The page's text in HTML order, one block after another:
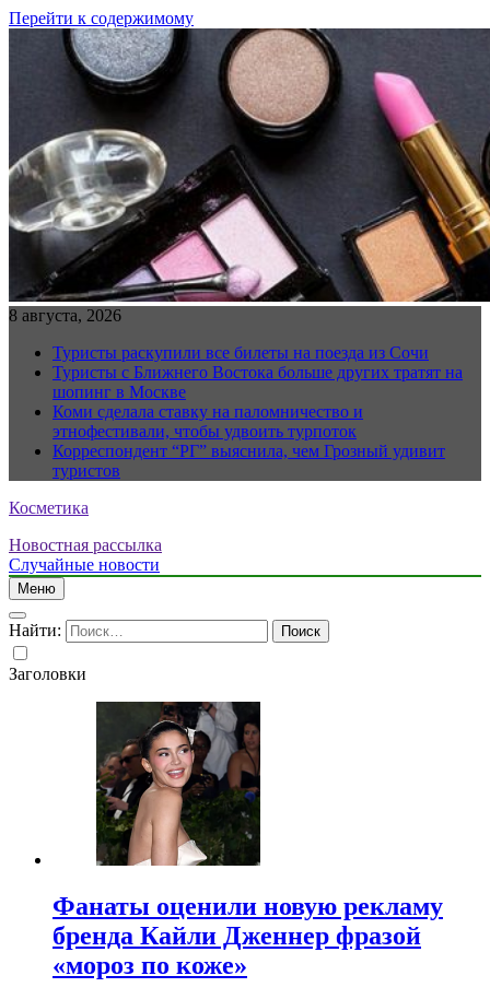
Перейти к содержимому
8 августа, 2026
Туристы раскупили все билеты на поезда из Сочи
Туристы с Ближнего Востока больше других тратят на
шопинг в Москве
Коми сделала ставку на паломничество и
этнофестивали, чтобы удвоить турпоток
Корреспондент “РГ” выяснила, чем Грозный удивит
туристов
Косметика
Новостная рассылка
Случайные новости
Меню
Найти:
Заголовки
Фанаты оценили новую рекламу
бренда Кайли Дженнер фразой
«мороз по коже»